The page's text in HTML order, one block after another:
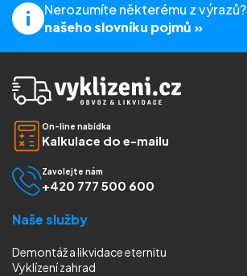
Nerozumíte některému z výrazů?
našeho slovníku pojmů »
On-line nabídka
Kalkulace do e-mailu
Zavolejte nám
+420 777 500 600
Naše služby
Demontáž a likvidace eternitu
Vyklízení zahrad